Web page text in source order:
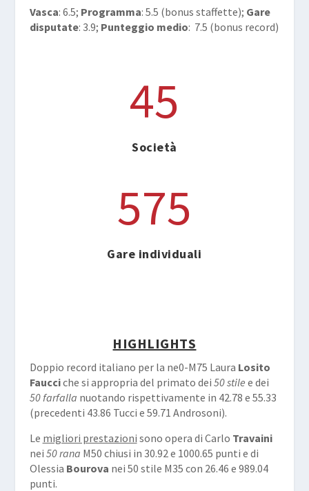
Vasca: 6.5; Programma: 5.5 (bonus staffette); Gare
disputate: 3.9; Punteggio medio: 7.5 (bonus record)
45
Società
575
Gare individuali
HIGHLIGHTS
Doppio record italiano per la ne0-M75 Laura Losito
Faucciche si appropria del primato dei 50 stile e dei
50 farfalla nuotando rispettivamente in 42.78 e 55.33
(precedenti 43.86 Tucci e 59.71 Androsoni).
Le migliori prestazioni sono opera di Carlo Travaini
nei 50 rana M50 chiusi in 30.92 e 1000.65 punti e di
Olessia Bourova nei 50 stile M35 con 26.46 e 989.04
punti.